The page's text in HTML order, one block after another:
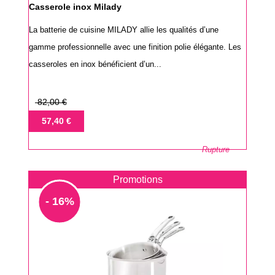
Casserole inox Milady
La batterie de cuisine MILADY allie les qualités d’une
gamme professionnelle avec une finition polie élégante. Les
casseroles en inox bénéficient d’un...
Prix
base
82,00 €
Prix57,40 €
Rupture
Promotions
- 16%